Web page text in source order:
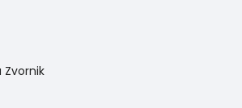
Zvornik